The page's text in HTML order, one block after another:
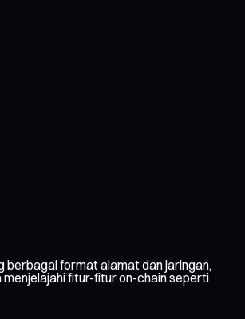
berbagai format alamat dan jaringan,
menjelajahi fitur-fitur on-chain seperti